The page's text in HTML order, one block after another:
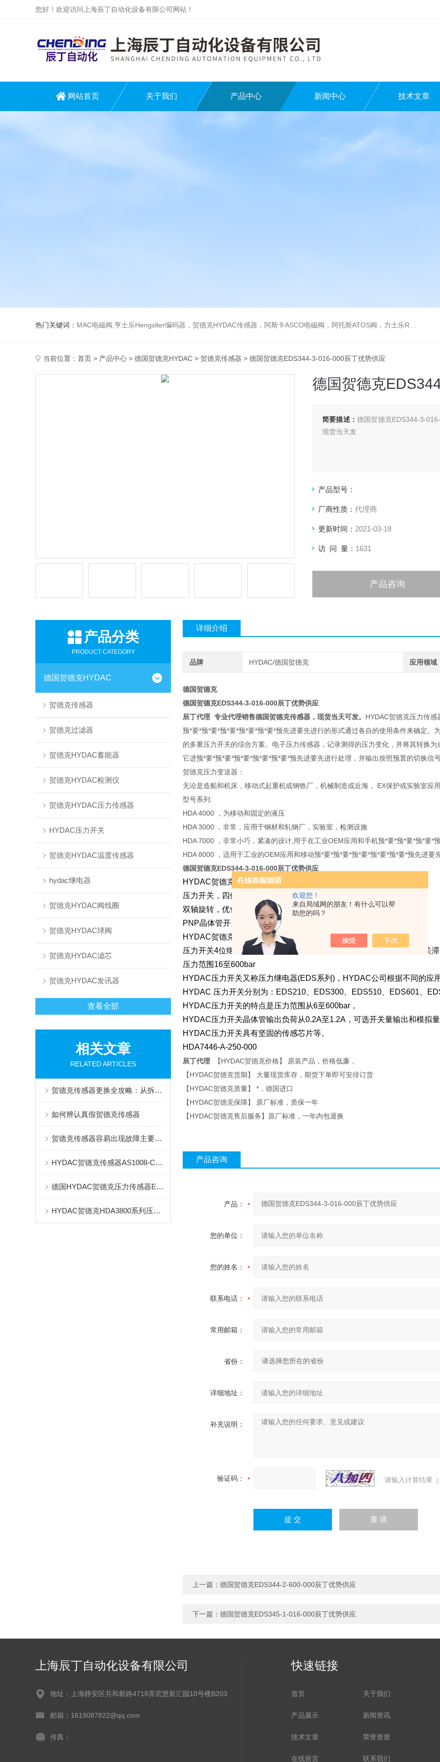
欢迎您！
来自局域网的朋友！有什么可以帮
助您的吗？
您好！欢迎访问上海辰丁自动化设备有限公司网站！
网站首页 关于我们 产品中心 新闻中心 技术文章
热门关键词： MAC电磁阀,亨士乐Hengslter编码器，贺德克HYDAC传感器，阿斯卡ASCO电磁阀，阿托斯ATOS阀，力士乐Rexroth泵，爱普EPRO传感器，穆格MOOG伺服阀，宝德BURKERT电磁阀，倍加福P F传感器
当前位置： 首页 > 产品中心 > 德国贺德克HYDAC > 贺德克传感器 > 德国贺德克EDS344-3-016-000辰丁优势供应
德国贺德克
简要描述：德国贺德克EDS344-3-
现货当天发
产品型号：
厂商性质： 代理商
更新时间： 2021-03-18
访 问 量： 1631
产品咨询
产品分类
PRODUCT CATEGORY
德国贺德克HYDAC
贺德克传感器
贺德克过滤器
贺德克HYDAC蓄能器
贺德克HYDAC检测仪
贺德克HYDAC压力传感器
HYDAC压力开关
贺德克HYDAC温度传感器
hydac继电器
贺德克HYDAC阀线圈
贺德克HYDAC球阀
贺德克HYDAC滤芯
贺德克HYDAC发讯器
查看全部
相关文章
RELATED ARTICLES
贺德克传感器更换全攻略：从拆卸到校准的精准操作
如何辨认真假贺德克传感器
贺德克传感器容易出现故障主要有以下4种
HYDAC贺德克传感器AS1008-C-000的参数及特点
德国HYDAC贺德克压力传感器EDS系列产品介绍及保养
HYDAC贺德克HDA3800系列压力传感器
详细介绍
品牌 HYDAC/德国贺德克 应用领域
德国贺德克
德国贺德克EDS344-3-016-000辰丁优势供应
辰丁代理 专业代理销售德国贺德克传感器，现货当天可发。 HYDAC贺德克压力传
预*要*预*要*预*要*预*要*预*要*预先进要先进行的形式通过各自的使用条件来确定
的多重压力开关的综合方案。电子压力传感器，记录测得的压力变化，并将其转换
它进预*要*预*要*预*要*预*要*预*要*预先进要先进行处理，并输出按照预置的切换信
贺德克压力变送器：
无论是造船和机床，移动式起重机或钢铁厂，机械制造或近海， EX保护或实验室应
型号系列:
HDA 4000 ，为移动和固定的液压
HDA 3000 ，非常，应用于钢材和轧钢厂，实验室，检测设施
HDA 7000 ，非常小巧，紧凑的设计,用于在工业OEM应用和手机预*要*预*要*预*要*
HDA 8000 ，适用于工业的OEM应用和移动预*要*预*要*预*要*预*要*预*要*预先进要
德国贺德克EDS344-3-016-000辰丁优势供应
HYDAC贺德克EDS3000系列压力继电器
压力开关，四位数字显示。
双轴旋转，优化可调整性。坚固的传感芯片。
PNP晶体管开关输出，可负载至1.2A。
HYDAC贺德克EDS1700系列压力继电器
压力开关4位继电器开关触点1模拟量输出及4位数字显示开关点回程开关
压力范围 16至600bar
HYDAC压力开关又称压力继电器(EDS系列)，HYDAC公司根据不同的应
HYDAC 压力开关分别为：EDS210、EDS300、EDS510、EDS601、
HYDAC压力开关的特点是压力范围从6至600bar，
HYDAC压力开关晶体管输出负荷从0.2A至1.2A，可选开关量输出和模拟
HYDAC压力开关具有坚固的传感芯片等。
HDA7446-A-250-000
辰丁代理
【HYDAC贺德克价格】 原装产品，价格低廉，
【HYDAC贺德克货期】 大量现货库存，期货下单即可安排订货
【HYDAC贺德克质量】 *，德国进口
【HYDAC贺德克保障】 原厂标准，质保一年
【HYDAC贺德克售后服务】原厂标准，一年内包退换
产品咨询
产品：
您的单位：
您的姓名：
联系电话：
常用邮箱：
省份：
详细地址：
补充说明：
验证码： 请输入计算结果
上一篇： 德国贺德克EDS344-2-600-000辰丁优势供应
下一篇： 德国贺德克EDS345-1-016-000辰丁优势供应
上海辰丁自动化设备有限公司
地址：上海静安区共和新路4718弄宏慧新汇园10号楼B203
邮箱：1619087822@qq.com
传真：
快速链接
首页 关于我们
产品展示 新闻资讯
技术文章 荣誉资质
在线留言 联系我们